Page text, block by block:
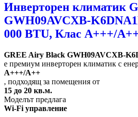
Инверторен климатик
GWH09AVCXB-
000 BTU, Клас А+++/
GREE Airy Black GWH09AVCXB-
е премиум инверторен климатик с
A+++/A++
, подходящ за помещения от
15 до 20 кв.м.
Моделът предлага
Wi-Fi управление